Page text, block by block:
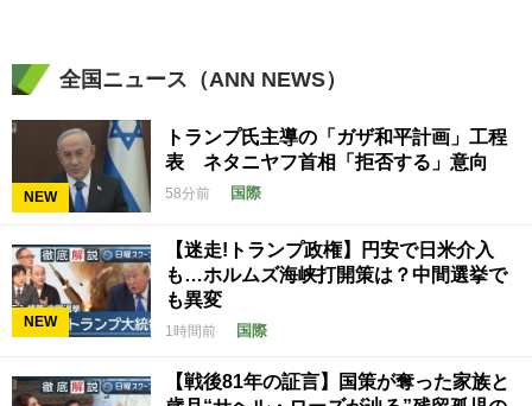
全国ニュース（ANN NEWS）
NEW
トランプ氏主導の「ガザ和平計画」工程
表 ネタニヤフ首相「拒否する」意向
58分前 国際
NEW
【迷走!トランプ政権】円安で日米介入
も…ホルムズ海峡打開策は？中間選挙で
も異変
1時間前 国際
【戦後81年の証言】国策が奪った家族と